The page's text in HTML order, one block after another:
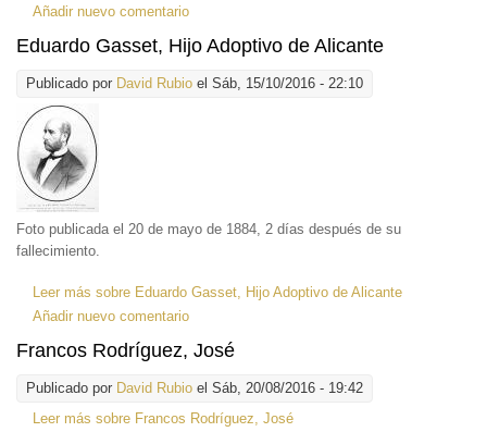
Añadir nuevo comentario
Eduardo Gasset, Hijo Adoptivo de Alicante
Publicado por David Rubio el Sáb, 15/10/2016 - 22:10
Foto publicada el 20 de mayo de 1884, 2 días después de su
fallecimiento.
Leer más sobre Eduardo Gasset, Hijo Adoptivo de Alicante
Añadir nuevo comentario
Francos Rodríguez, José
Publicado por David Rubio el Sáb, 20/08/2016 - 19:42
Leer más sobre Francos Rodríguez, José